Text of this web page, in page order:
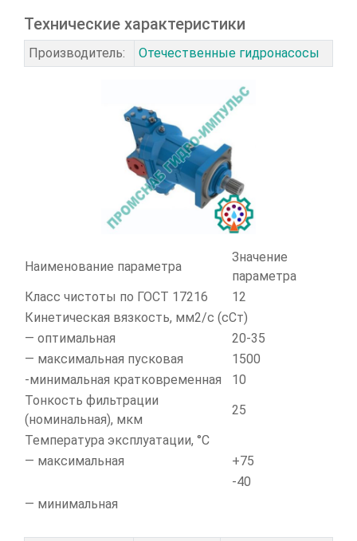
Технические характеристики
Производитель: Отечественные гидронасосы
Наименование параметра
Значение
параметра
Класс чистоты по ГОСТ 17216
12
Кинетическая вязкость, мм2/с (сСт)
— оптимальная
20-35
— максимальная пусковая
1500
-минимальная кратковременная
10
Тонкость фильтрации
(номинальная), мкм
25
Температура эксплуатации, °С
— максимальная
+75
— минимальная
-40